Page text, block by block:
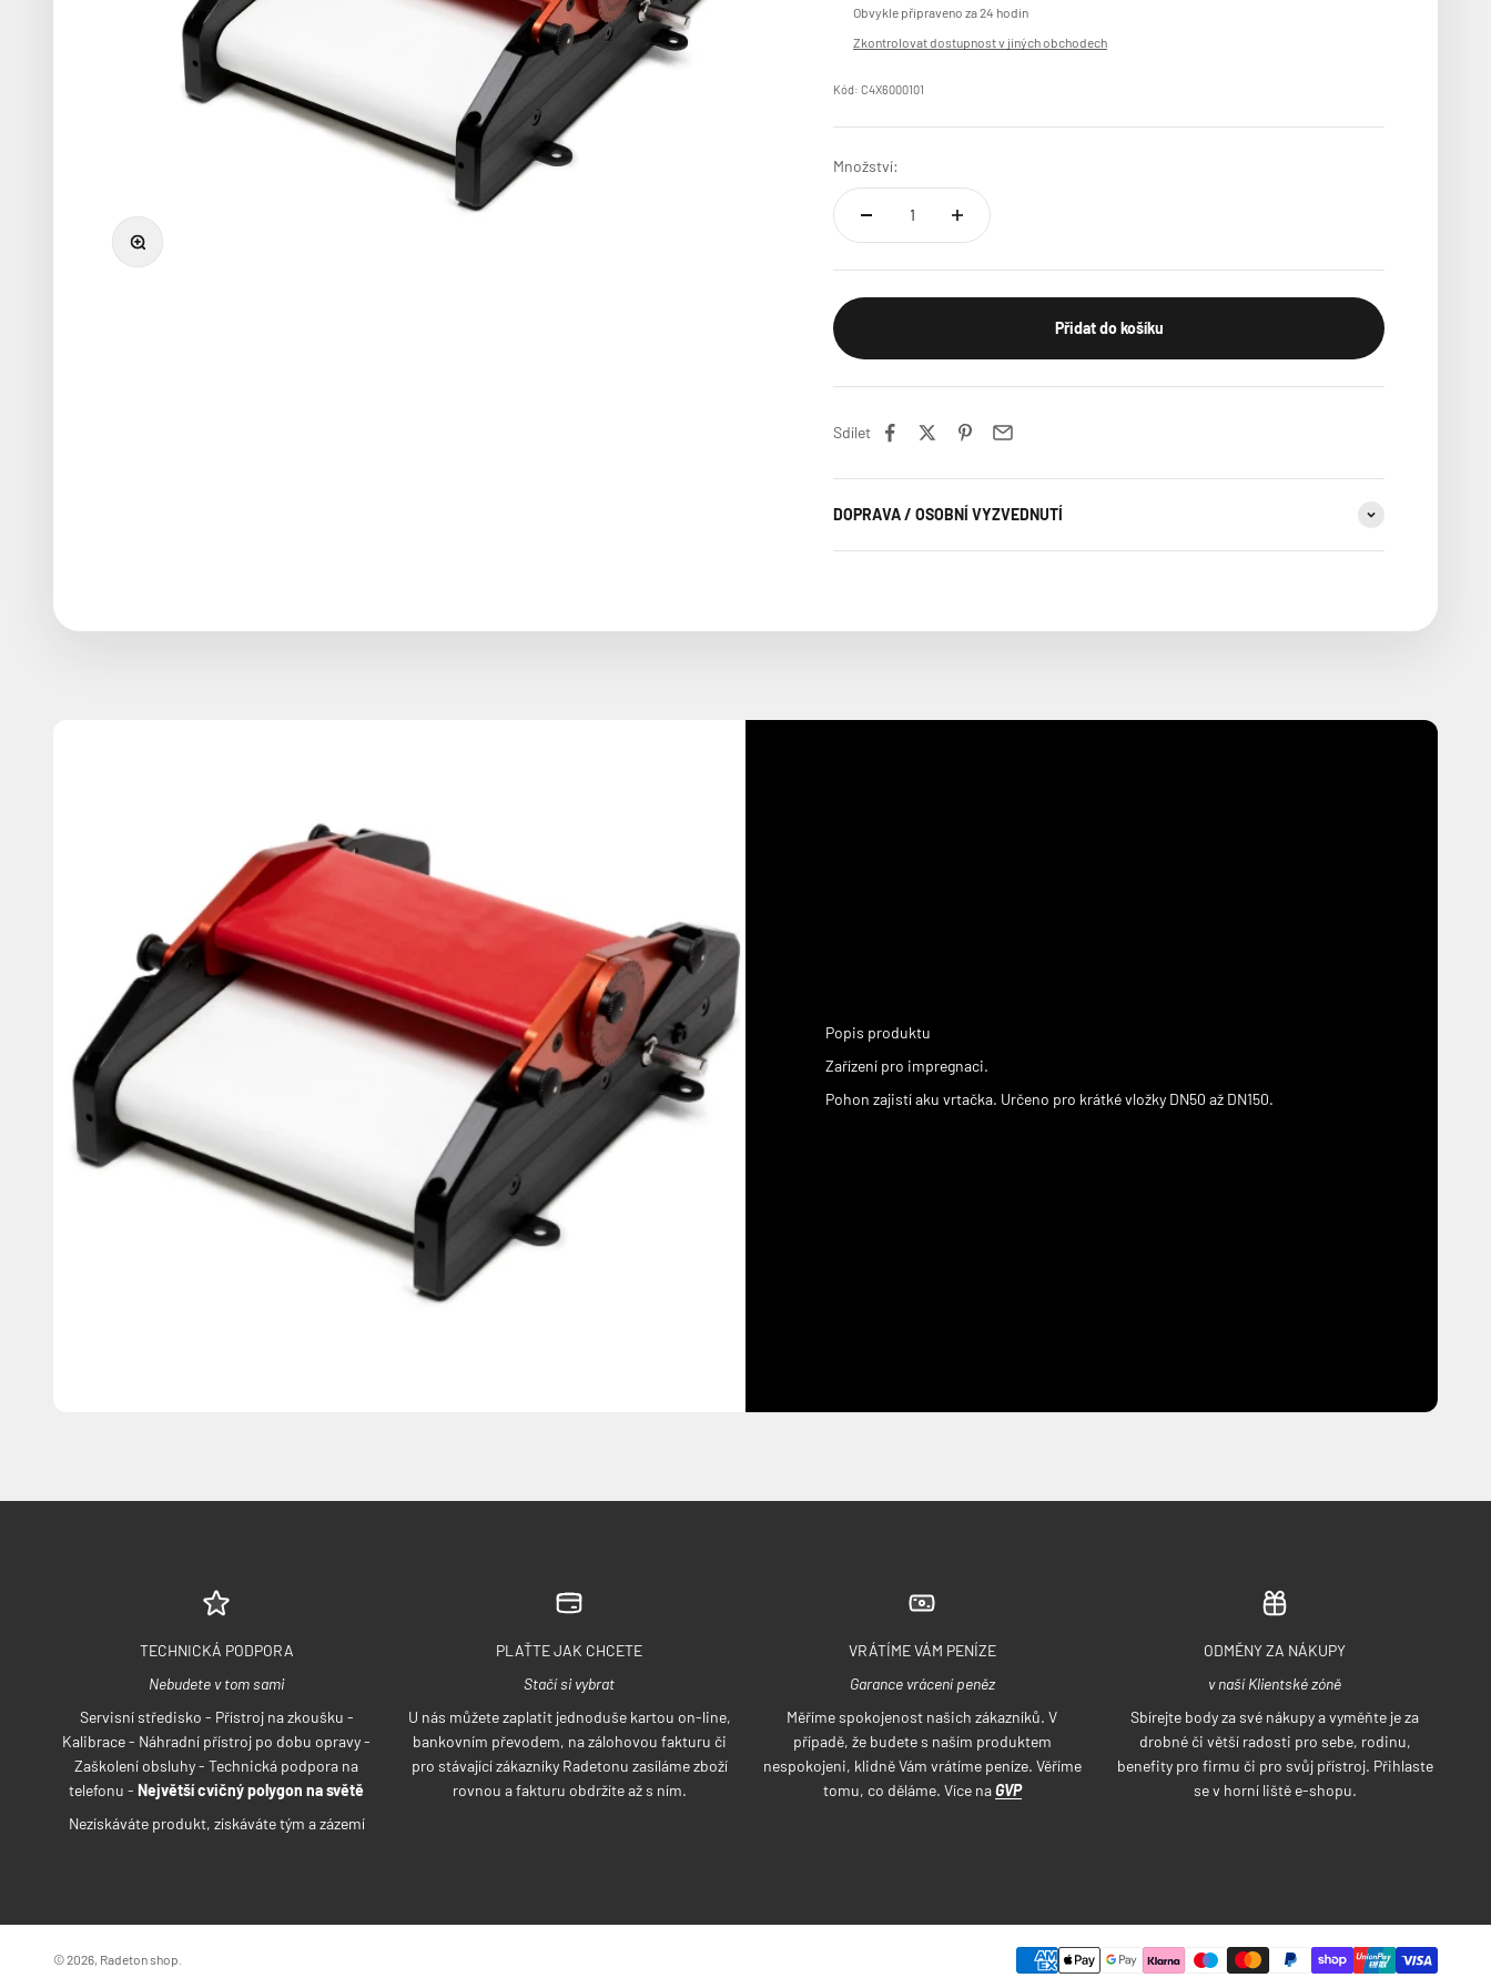
Přiblížit
Obvykle připraveno za 24 hodin
Zkontrolovat dostupnost v jiných obchodech
Kód: C4X6000101
Množství:
Přidat do košíku
Sdílet
DOPRAVA / OSOBNÍ VYZVEDNUTÍ
Popis produktu
Zařízení pro impregnaci.
Pohon zajistí aku vrtačka. Určeno pro krátké vložky DN50 až DN150.
TECHNICKÁ PODPORA
Nebudete v tom sami
Servisní středisko - Přístroj na zkoušku -
Kalibrace - Náhradní přístroj po dobu opravy -
Zaškolení obsluhy - Technická podpora na
telefonu - Největší cvičný polygon na světě
Nezískáváte produkt, získáváte tým a zázemí
PLAŤTE JAK CHCETE
Stačí si vybrat
U nás můžete zaplatit jednoduše kartou on-line,
bankovním převodem, na zálohovou fakturu či
pro stávající zákazníky Radetonu zasíláme zboží
rovnou a fakturu obdržíte až s ním.
VRÁTÍME VÁM PENÍZE
Garance vrácení peněz
Měříme spokojenost našich zákazníků. V
případě, že budete s naším produktem
nespokojeni, klidně Vám vrátíme peníze. Věříme
tomu, co děláme. Více naGVP
ODMĚNY ZA NÁKUPY
v naší Klientské zóně
Sbírejte body za své nákupy a vyměňte je za
drobné či větší radosti pro sebe, rodinu,
benefity pro firmu či pro svůj přístroj. Přihlaste
se v horní liště e-shopu.
© 2026, Radeton shop.